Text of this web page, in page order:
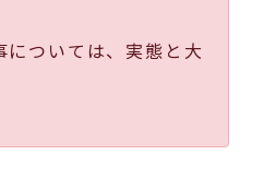
ついては、実態と大